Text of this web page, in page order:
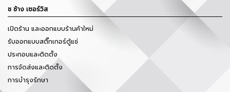
ช ช้าง เซอร์วิส
เปิดร้าน และออกแบบร้านค้าใหม่
รับออกแบบสติ๊กเกอร์ตู้แช่
ประกอบและติดตั้ง
การจัดส่งและติดตั้ง
การบำรุงรักษา